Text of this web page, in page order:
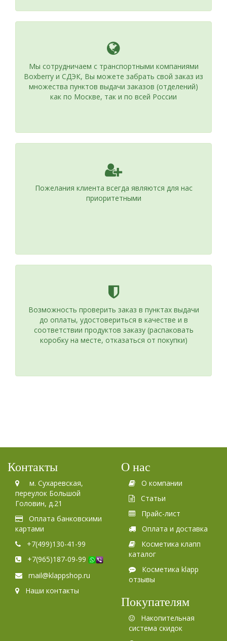
Мы сотрудничаем с транспортными компаниями
Boxberry и СДЭК, Вы можете забрать свой заказ из
множества пунктов выдачи заказов (отделений)
как по Москве, так и по всей России
Пожелания клиента всегда являются для нас
приоритетными
Возможность проверить заказ в пунктах выдачи
до оплаты, удостовериться в качестве и в
соответствии продуктов заказу (распаковать
коробку на месте, отказаться от покупки)
Контакты
м. Сухаревская,
переулок Большой
Головин, д.21
Оплата банковскими
картами
+7(499)130-41-99
+7(965)187-09-99
mail@klappshop.ru
Наши контакты
О нас
О компании
Статьи
Прайс-лист
Оплата и доставка
Косметика клапп
каталог
Косметика klapp
отзывы
Покупателям
Накопительная
система скидок